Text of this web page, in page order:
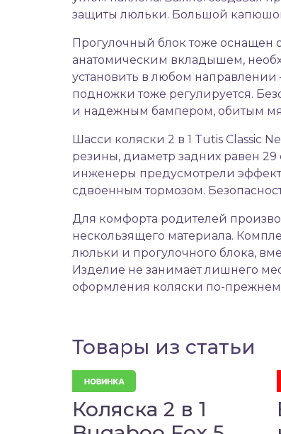
защиты люльки. Большой
Прогулочный блок тоже
анатомическим вкладышем,
установить в любом
подножки тоже регулируется.
и надежным бампером, обитым
Шасси коляски 2 в 1 Tutis Classic
резины, диаметр задних равен
инженеры предусмотрели
сдвоенным тормозом.
Для комфорта родителей
нескользящего материала.
люльки и прогулочного блока,
Изделие не занимает лишнего
оформления коляски по-
Товары из статьи
Коляска 2 в 1